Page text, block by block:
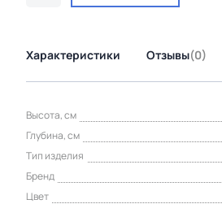
Характеристики Отзывы(0)
Высота, см
Глубина, см
Тип изделия
Бренд
Цвет